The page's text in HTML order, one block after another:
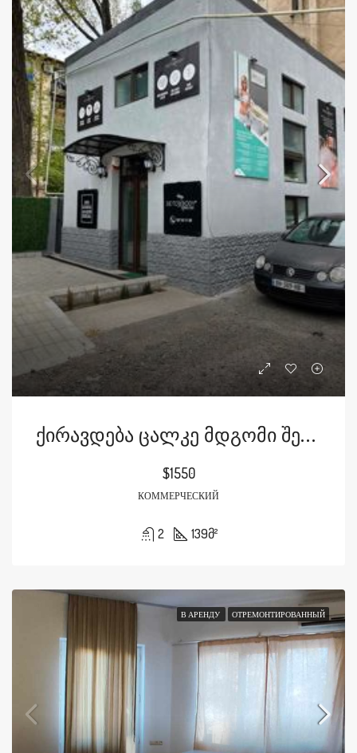
Ქირავდება Ცალკე Მდგომი Შენობა Პეკინის Გამზირზე
$1550
КОММЕРЧЕСКИЙ
2 139მ²
В АРЕНДУ ОТРЕМОНТИРОВАННЫЙ